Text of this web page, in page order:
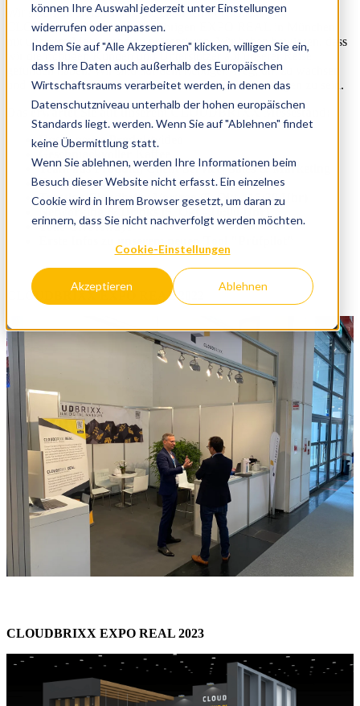
können Ihre Auswahl jederzeit unter Einstellungen
widerrufen oder anpassen.
Indem Sie auf "Alle Akzeptieren" klicken, willigen Sie ein,
dass Ihre Daten auch außerhalb des Europäischen
Wirtschaftsraums verarbeitet werden, in denen das
Datenschutzniveau unterhalb der hohen europäischen
Standards liegt. werden. Wenn Sie auf "Ablehnen" findet
keine Übermittlung statt.
Wenn Sie ablehnen, werden Ihre Informationen beim
Besuch dieser Website nicht erfasst. Ein einzelnes
Cookie wird in Ihrem Browser gesetzt, um daran zu
erinnern, dass Sie nicht nachverfolgt werden möchten.
Cookie-Einstellungen
Akzeptieren Ablehnen
Wir sind sehr stolz darauf, die enormen Fortschritte von
CLOUDBRIXX auf der diesjährigen EXPO REAL in München
mit unserem Messestand zu präsentieren. Wir haben bewiesen, dass
wir die richtigen Kunden und Unterstützer auf unserer Reise
gefunden haben. Wir sind auf dem richtigen Weg, um zu wachsen
und unseren Kunden zu helfen, die Gewinner von morgen zu sein.
Das erwartet Sie auf unserem CLOUDBRIXX Messestand:
Unser neues Produktvideo
Team aus Produkt, Client Service, Sales & Marketing
Trustlog Partnervortrag (4. Okt - 14:30 Uhr)
Trustlog/Cloudbrixx Vortrag (5. Okt - 15:30 Uhr)
Tolle Give Aways
CLOUDBRIXX EXPO REAL 2022
CLOUDBRIXX EXPO REAL 2023